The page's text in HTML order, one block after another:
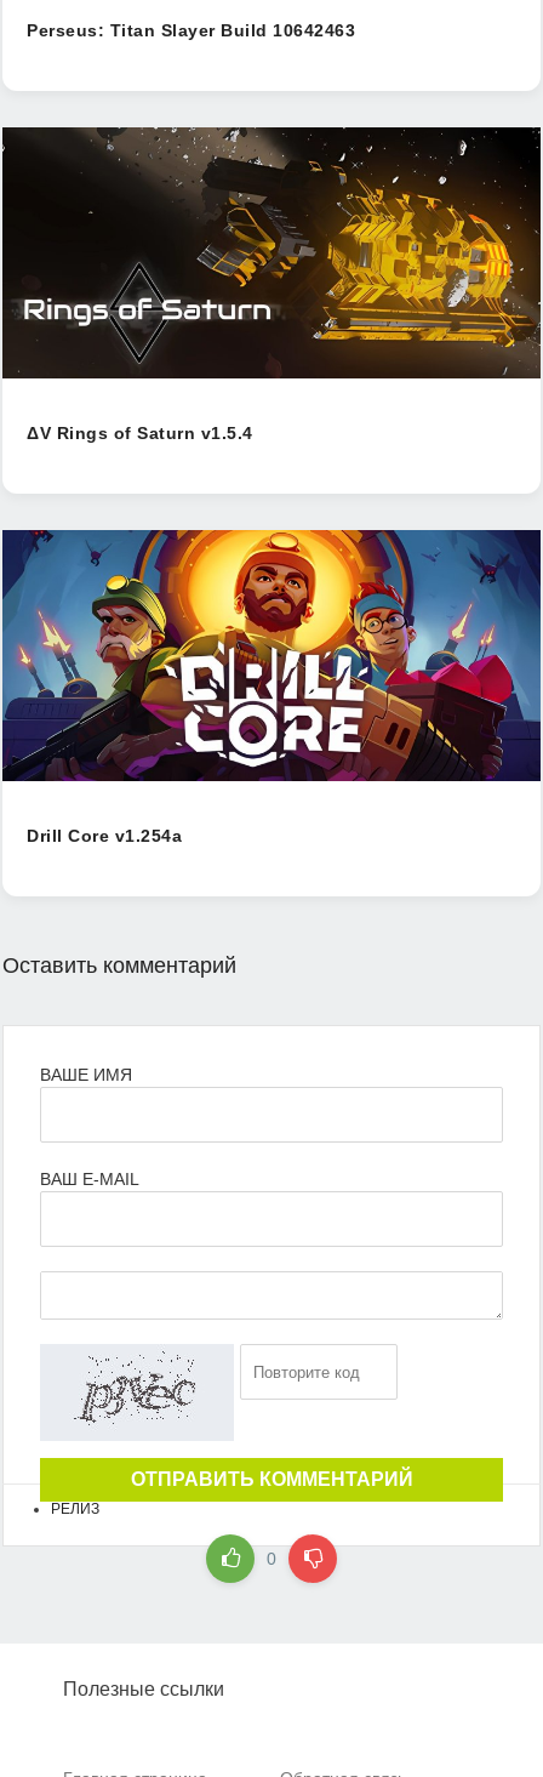
РЕЛИЗ
0
Perseus: Titan Slayer Build 10642463
ΔV Rings of Saturn v1.5.4
Drill Core v1.254a
Оставить комментарий
ВАШЕ ИМЯ
ВАШ E-MAIL
ОТПРАВИТЬ КОММЕНТАРИЙ
Полезные ссылки